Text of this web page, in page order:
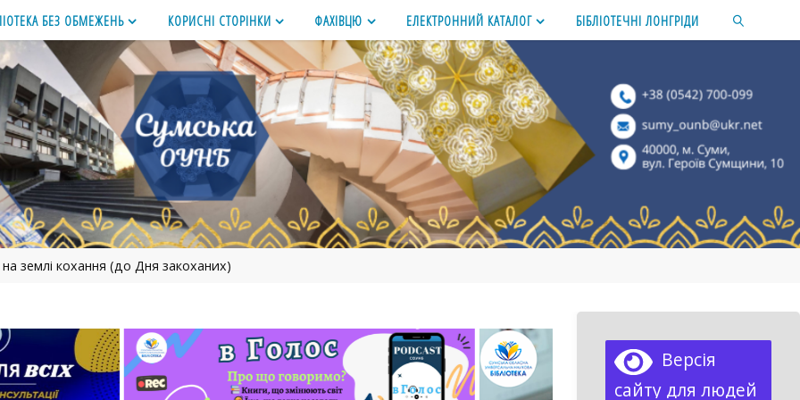
БЕЗ ОБМЕЖЕНЬ КОРИСНІ СТОРІНКИ ФАХІВЦЮ ЕЛЕКТРОННИЙ КАТАЛОГ БІБЛІОТЕЧНІ ЛОНГРІДИ
на землі кохання (до Дня закоханих)
Версія
сайту для людей